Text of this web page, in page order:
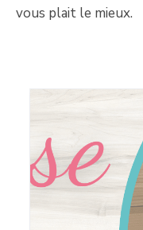
vous plait le mieux.